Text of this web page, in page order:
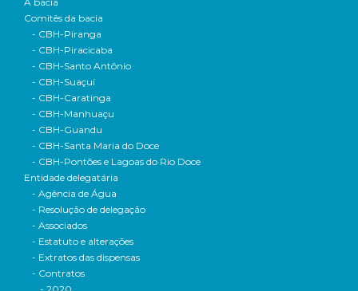
Comitês da bacia
- CBH-Piranga
- CBH-Piracicaba
- CBH-Santo Antônio
- CBH-Suaçuí
- CBH-Caratinga
- CBH-Manhuaçu
- CBH-Guandu
- CBH-Santa Maria do Doce
- CBH-Pontões e Lagoas do Rio Doce
Entidade delegatária
- Agência de Água
- Resolução de delegação
- Associados
- Estatuto e alterações
- Extratos das dispensas
- Contratos